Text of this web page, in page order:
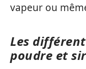
vapeur ou
Les
poudre et